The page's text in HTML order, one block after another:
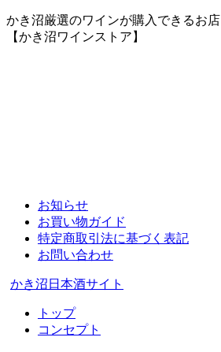
かき沼厳選のワインが購入できるお店
【かき沼ワインストア】
お知らせ
お買い物ガイド
特定商取引法に基づく表記
お問い合わせ
かき沼日本酒サイト
トップ
コンセプト